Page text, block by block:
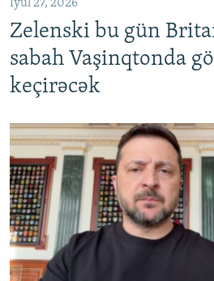
İyul 27, 2026
Zelenski bu gün
sabah Vaşinqtonda
keçirəcək